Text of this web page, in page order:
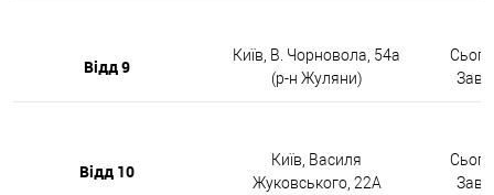
Відд 9
Київ, В. Чорновола, 54а
(р-н Жуляни)
Відд 10
Київ, Василя
Жуковського, 22А